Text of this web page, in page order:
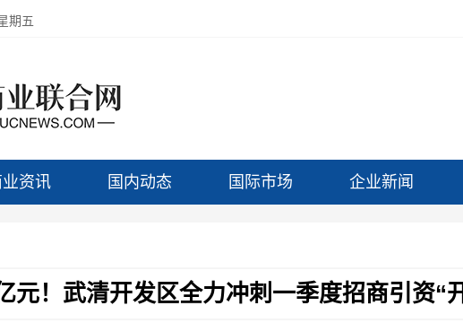
期五
业资讯 国内动态 国际市场 企业新闻
元！武清开发区全力冲刺一季度招商引资“